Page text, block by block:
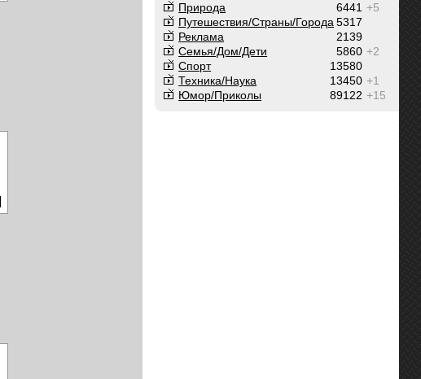
+5
6441
Природа
5317
Путешествия/Cтраны/Города
2139
Реклама
+2
5860
Семья/Дом/Дети
13580
Спорт
+1
13450
Техника/Наука
+15
89122
Юмор/Приколы